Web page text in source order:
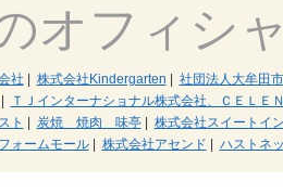
オフィシ
社 株式会社Kindergarten
社団法人大牟田
ＴＪインターナショナル株式会社、ＣＥＬＥ
ト
炭焼 焼肉 味亭|
株式会社スイートイ
ォームモール| 株式会社アセンド ハストネ